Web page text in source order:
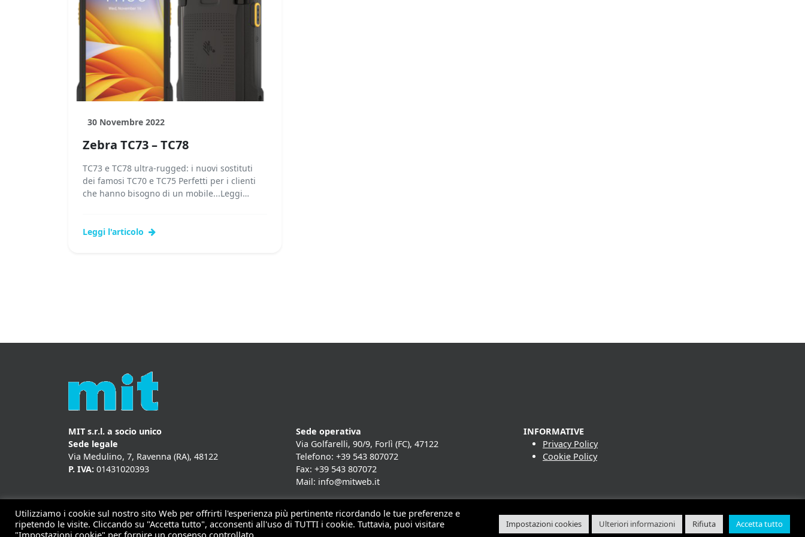
30 Novembre 2022
Zebra TC73 – TC78
TC73 e TC78 ultra-rugged: i nuovi sostituti
dei famosi TC70 e TC75 Perfetti per i clienti
che hanno bisogno di un mobile...Leggi
Leggi l'articolo
MIT s.r.l. a socio unico
Sede legale
Via Medulino, 7, Ravenna (RA), 48122
P. IVA: 01431020393
Sede operativa
Via Golfarelli, 90/9, Forlì (FC), 47122
Telefono: +39 543 807072
Fax: +39 543 807072
Mail: info@mitweb.it
INFORMATIVE
Privacy Policy
Cookie Policy
Copyright 2026 | Mit - soluzioni per il mobile computing | Made byHorsa Link S.r.l.
Utilizziamo i cookie sul nostro sito Web per offrirti l'esperienza più pertinente ricordando le tue preferenze e
ripetendo le visite. Cliccando su "Accetta tutto", acconsenti all'uso di TUTTI i cookie. Tuttavia, puoi visitare
"Impostazioni cookie" per fornire un consenso controllato.
Impostazioni cookies Ulteriori informazioni Rifiuta Accetta tutto